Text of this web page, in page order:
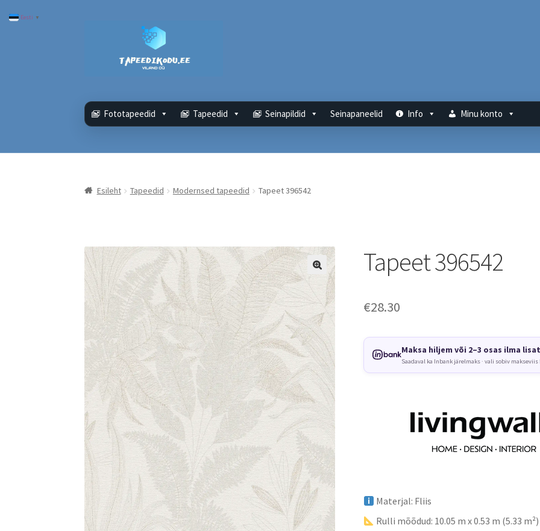
navigeerimisele
Fototapeedid Tapeedid Seinapildid Seinapaneelid Info Minu konto
Esileht Tapeedid Modernsed tapeedid Tapeet 396542
Tapeet 396542
€28.30
Maksa hiljem või 2–3 osas ilma
Saadaval ka Inbank järelmaks · vali sobiv makseviis
Materjal: Fliis
Rulli mõõdud: 10.05 m x 0.53 m (5.33 m²)
Eesti ▼